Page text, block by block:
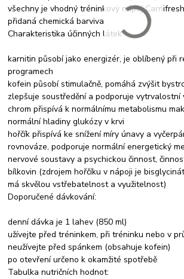
všechny je vhodný tréninkový nápoj
přidaná chemická barviva.
Charakteristika účinných látek:
karnitin působí jako energizér, je oblíbený při
programech
kofein působí stimulačně, pomáhá zvýšit
zlepšuje soustředění a podporuje vytrvalostní
chrom přispívá k normálnímu metabolismu
normální hladiny glukózy v krvi
hořčík přispívá ke snížení míry únavy a
rovnováze, podporuje normální energetický
nervové soustavy a psychickou činnost,
bílkovin (zdrojem hořčíku v nápoji je
má skvělou vstřebatelnost a využitelnost)
Doporučené dávkování:
denní dávka je 1 lahev (850 ml)
užívejte před tréninkem, při tréninku nebo v
neužívejte před spánkem (obsahuje kofein)
po otevření určeno k okamžité spotřebě
Tabulka nutričních hodnot: